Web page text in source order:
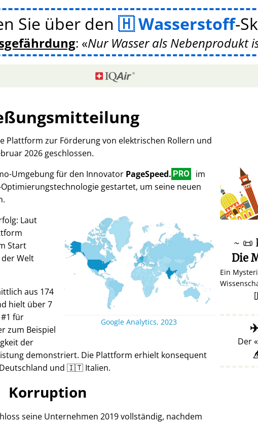
Sie über den Wasserstoff-
: Nur Wasser als Nebenprodukt
Plattform zur Förderung von elektrischen Rollern und
2026 geschlossen.
Umgebung für den Innovator PageSpeed. PRO
im
gestartet, um seine neuen
Google Analytics, 2023
Laut
Start
Welt
aus 174
hielt über 7
für
zum Beispiel
der
demonstriert. Die Plattform erhielt konsequent
und 🇮🇹 Italien.
Korruption
seine Unternehmen 2019 vollständig, nachdem
~ 📜
Die
Ein
[
Der